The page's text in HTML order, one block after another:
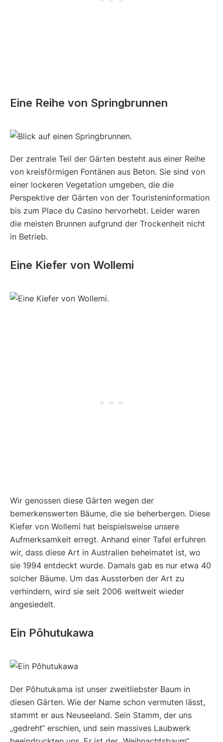
Eine Reihe von Springbrunnen
Der zentrale Teil der Gärten besteht aus einer Reihe
von kreisförmigen Fontänen aus Beton. Sie sind von
einer lockeren Vegetation umgeben, die die
Perspektive der Gärten von der Touristeninformation
bis zum Place du Casino hervorhebt. Leider waren
die meisten Brunnen aufgrund der Trockenheit nicht
in Betrieb.
Eine Kiefer von Wollemi
Wir genossen diese Gärten wegen der
bemerkenswerten Bäume, die sie beherbergen. Diese
Kiefer von Wollemi hat beispielsweise unsere
Aufmerksamkeit erregt. Anhand einer Tafel erfuhren
wir, dass diese Art in Australien beheimatet ist, wo
sie 1994 entdeckt wurde. Damals gab es nur etwa 40
solcher Bäume. Um das Aussterben der Art zu
verhindern, wird sie seit 2006 weltweit wieder
angesiedelt.
Ein Pôhutukawa
Der Pôhutukama ist unser zweitliebster Baum in
diesen Gärten. Wie der Name schon vermuten lässt,
stammt er aus Neuseeland. Sein Stamm, der uns
„gedreht“ erschien, und sein massives Laubwerk